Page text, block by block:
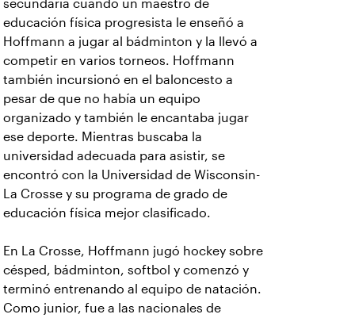
secundaria cuando un maestro de
educación física progresista le enseñó a
Hoffmann a jugar al bádminton y la llevó a
competir en varios torneos. Hoffmann
también incursionó en el baloncesto a
pesar de que no había un equipo
organizado y también le encantaba jugar
ese deporte. Mientras buscaba la
universidad adecuada para asistir, se
encontró con la Universidad de Wisconsin-
La Crosse y su programa de grado de
educación física mejor clasificado.
En La Crosse, Hoffmann jugó hockey sobre
césped, bádminton, softbol y comenzó y
terminó entrenando al equipo de natación.
Como junior, fue a las nacionales de